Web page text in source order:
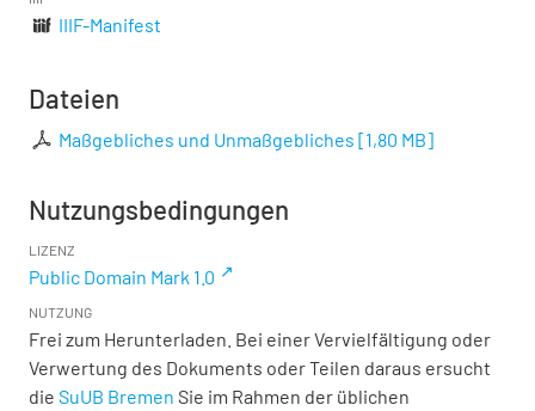
IIIF-Manifest
Dateien
Maßgebliches und Unmaßgebliches [1,80 MB]
Nutzungsbedingungen
LIZENZ
Public Domain Mark 1.0
NUTZUNG
Frei zum Herunterladen. Bei einer Vervielfältigung oder
Verwertung des Dokuments oder Teilen daraus ersucht
die SuUB Bremen Sie im Rahmen der üblichen